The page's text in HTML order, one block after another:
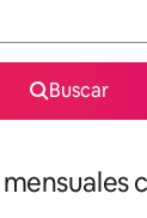
Buscar